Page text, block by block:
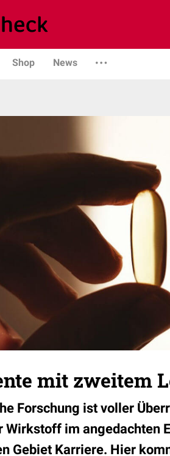
Shop News
mit zweitem
Forschung ist voller
Wirkstoff im angedachten
Gebiet Karriere. Hier